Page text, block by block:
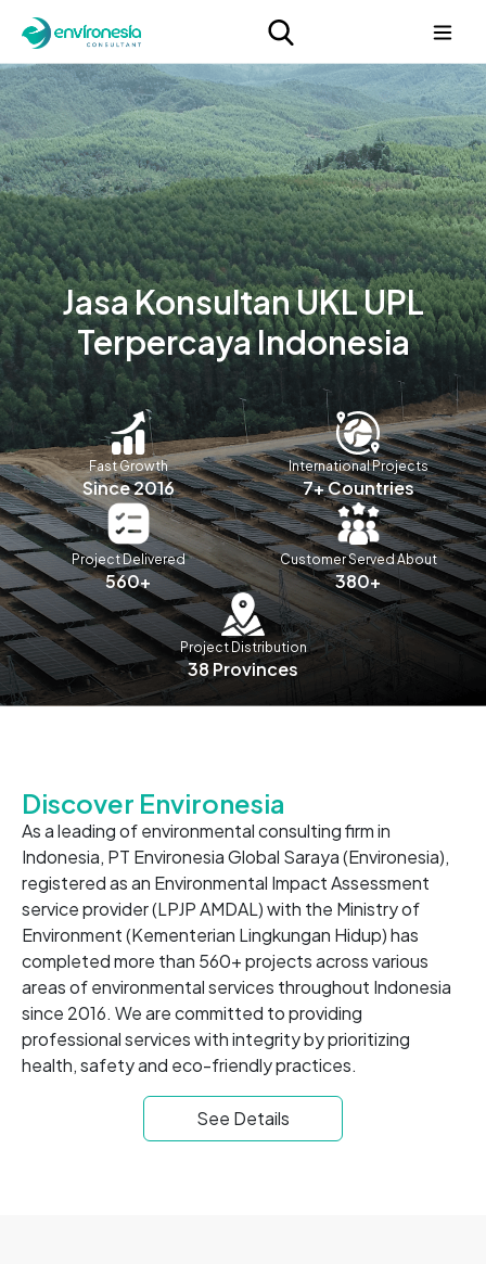
Jasa Konsultan UKL UPL
Terpercaya Indonesia
Fast Growth
Since 2016
Project Delivered
560+
International Projects
7+ Countries
Customer Served About
380+
Project Distribution
38 Provinces
Discover Environesia
As a leading of environmental consulting firm in
Indonesia, PT Environesia Global Saraya (Environesia),
registered as an Environmental Impact Assessment
service provider (LPJP AMDAL) with the Ministry of
Environment (Kementerian Lingkungan Hidup) has
completed more than 560+ projects across various
areas of environmental services throughout Indonesia
since 2016. We are committed to providing
professional services with integrity by prioritizing
health, safety and eco-friendly practices.
See Details